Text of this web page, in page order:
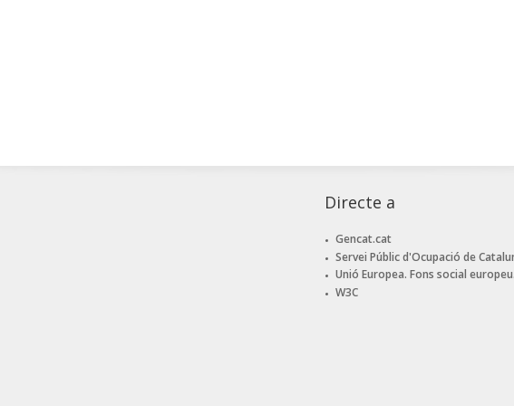
Directe a
Gencat.cat
Servei Públic d'Ocupació de
Unió Europea. Fons social europeu.
W3C